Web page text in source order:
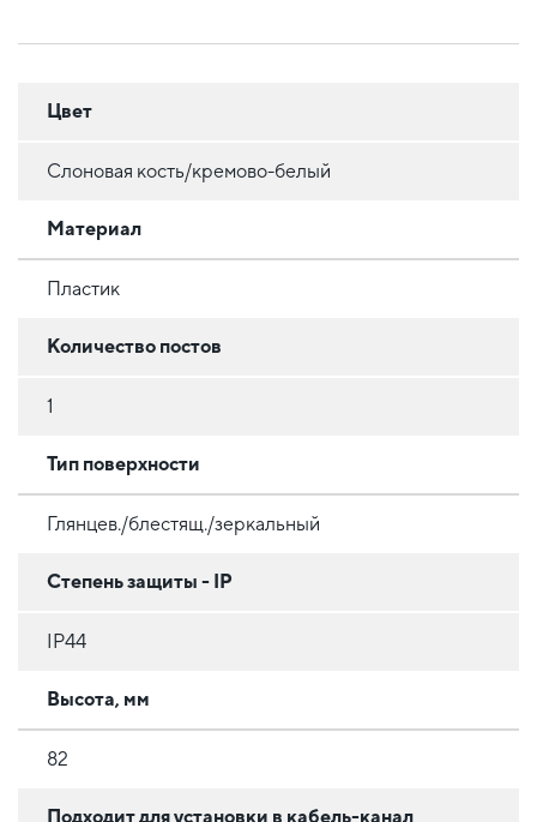
Цвет
Слоновая кость/кремово-белый
Материал
Пластик
Количество постов
1
Тип поверхности
Глянцев./блестящ./зеркальный
Степень защиты - IP
IP44
Высота, мм
82
Подходит для установки в кабель-канал